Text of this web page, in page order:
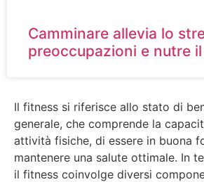
Camminare allevia lo
preoccupazioni e nutre
Il fitness si riferisce allo stato di
generale, che comprende la
attività fisiche, di essere in buona
mantenere una salute ottimale. In
il fitness coinvolge diversi